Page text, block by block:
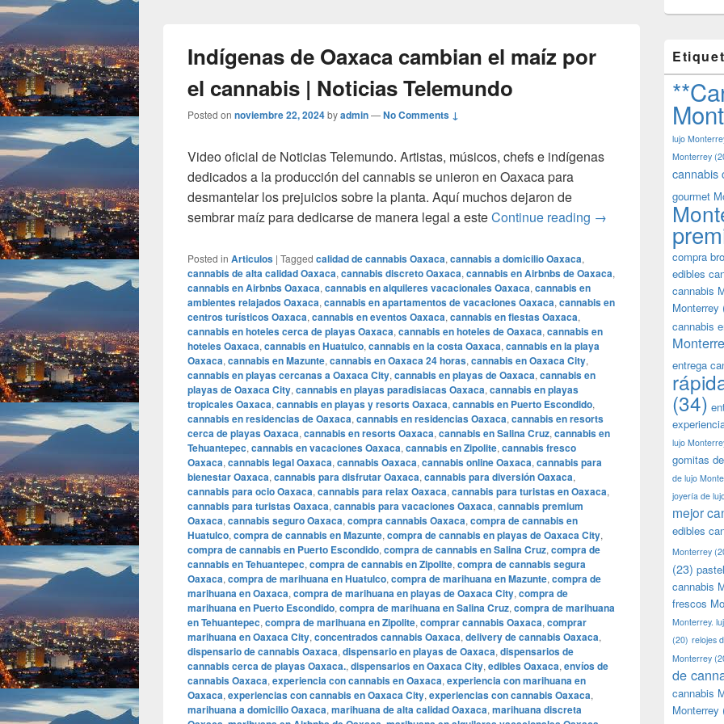
Indígenas de Oaxaca cambian el maíz por
el cannabis | Noticias Telemundo
Posted on noviembre 22, 2024byadmin—No Comments ↓
Video oficial de Noticias Telemundo. Artistas, músicos, chefs e indígenas
dedicados a la producción del cannabis se unieron en Oaxaca para
desmantelar los prejuicios sobre la planta. Aquí muchos dejaron de
sembrar maíz para dedicarse de manera legal a esteContinue reading Indígenas de Oaxaca
→
Posted in Articulos | Tagged calidad de cannabis Oaxaca, cannabis a domicilio Oaxaca,
cannabis de alta calidad Oaxaca, cannabis discreto Oaxaca, cannabis en Airbnbs de Oaxaca,
cannabis en Airbnbs Oaxaca, cannabis en alquileres vacacionales Oaxaca, cannabis en
ambientes relajados Oaxaca, cannabis en apartamentos de vacaciones Oaxaca, cannabis en
centros turísticos Oaxaca, cannabis en eventos Oaxaca, cannabis en fiestas Oaxaca,
cannabis en hoteles cerca de playas Oaxaca, cannabis en hoteles de Oaxaca, cannabis en
hoteles Oaxaca, cannabis en Huatulco, cannabis en la costa Oaxaca, cannabis en la playa
Oaxaca, cannabis en Mazunte, cannabis en Oaxaca 24 horas, cannabis en Oaxaca City,
cannabis en playas cercanas a Oaxaca City, cannabis en playas de Oaxaca, cannabis en
playas de Oaxaca City, cannabis en playas paradisiacas Oaxaca, cannabis en playas
tropicales Oaxaca, cannabis en playas y resorts Oaxaca, cannabis en Puerto Escondido,
cannabis en residencias de Oaxaca, cannabis en residencias Oaxaca, cannabis en resorts
cerca de playas Oaxaca, cannabis en resorts Oaxaca, cannabis en Salina Cruz, cannabis en
Tehuantepec, cannabis en vacaciones Oaxaca, cannabis en Zipolite, cannabis fresco
Oaxaca, cannabis legal Oaxaca, cannabis Oaxaca, cannabis online Oaxaca, cannabis para
bienestar Oaxaca, cannabis para disfrutar Oaxaca, cannabis para diversión Oaxaca,
cannabis para ocio Oaxaca, cannabis para relax Oaxaca, cannabis para turistas en Oaxaca,
cannabis para turistas Oaxaca, cannabis para vacaciones Oaxaca, cannabis premium
Oaxaca, cannabis seguro Oaxaca, compra cannabis Oaxaca, compra de cannabis en
Huatulco, compra de cannabis en Mazunte, compra de cannabis en playas de Oaxaca City,
compra de cannabis en Puerto Escondido, compra de cannabis en Salina Cruz, compra de
cannabis en Tehuantepec, compra de cannabis en Zipolite, compra de cannabis segura
Oaxaca, compra de marihuana en Huatulco, compra de marihuana en Mazunte, compra de
marihuana en Oaxaca, compra de marihuana en playas de Oaxaca City, compra de
marihuana en Puerto Escondido, compra de marihuana en Salina Cruz, compra de marihuana
en Tehuantepec, compra de marihuana en Zipolite, comprar cannabis Oaxaca, comprar
marihuana en Oaxaca City, concentrados cannabis Oaxaca, delivery de cannabis Oaxaca,
dispensario de cannabis Oaxaca, dispensario en playas de Oaxaca, dispensarios de
cannabis cerca de playas Oaxaca., dispensarios en Oaxaca City, edibles Oaxaca, envíos de
cannabis Oaxaca, experiencia con cannabis en Oaxaca, experiencia con marihuana en
Oaxaca, experiencias con cannabis en Oaxaca City, experiencias con cannabis Oaxaca,
marihuana a domicilio Oaxaca, marihuana de alta calidad Oaxaca, marihuana discreta
lujo
Monterrey
cannabis
gourmet
compra
edibles
cannabis
Monterrey
cannabis
entrega
(34)
lujo
gomitas
de lujo
joyería de
mejor
edibles
Monterrey
(23)
cannabis
frescos
Monterrey.
(20) relojes
Monterrey
de
cannabis
Monterrey